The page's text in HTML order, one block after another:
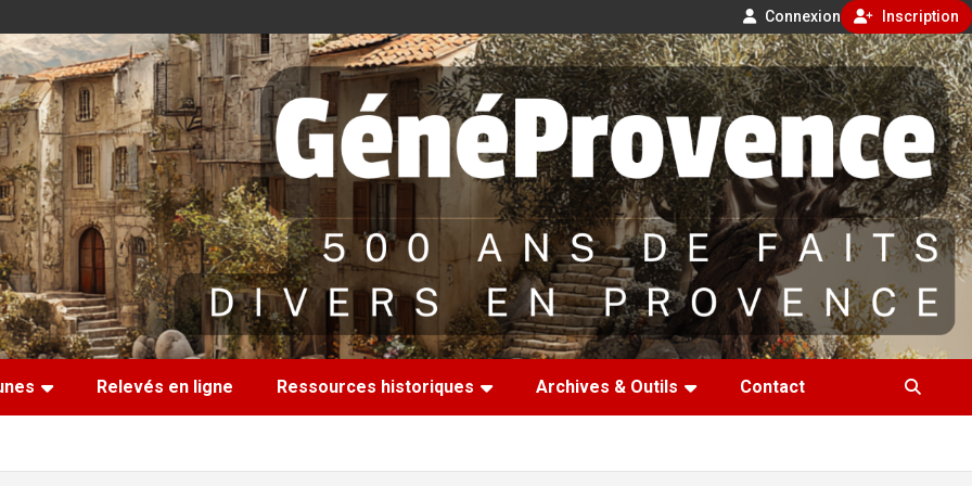
Connexion Inscription
Relevés en ligne Ressources historiques Archives & Outils Contact